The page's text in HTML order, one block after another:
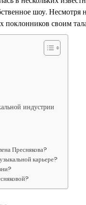
шоу.
поклонников своим
индустрии
Преснякова?
карьере?